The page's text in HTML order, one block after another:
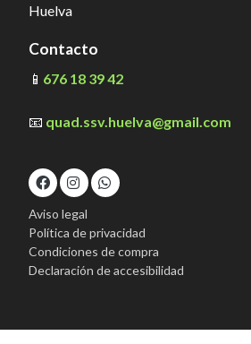
Huelva
Contacto
📱 676 18 39 42
📧 quad.ssv.huelva@gmail.com
Aviso legal
Política de privacidad
Condiciones de compra
Declaración de accesibilidad